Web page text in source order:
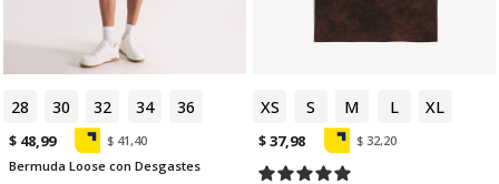
28 30 32 34 36
$ 48,99
$ 41,40
Bermuda Loose con Desgastes
XS S M L XL
$ 37,98 $ 32,20